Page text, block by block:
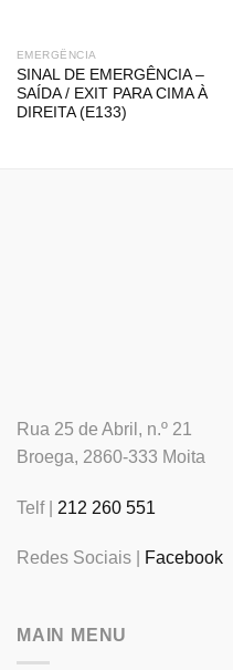
EMERGÊNCIA
SINAL DE EMERGÊNCIA –
SAÍDA / EXIT PARA CIMA À
DIREITA (E133)
Rua 25 de Abril, n.º 21
Broega, 2860-333 Moita
Telf | 212 260 551
Redes Sociais | Facebook
MAIN MENU